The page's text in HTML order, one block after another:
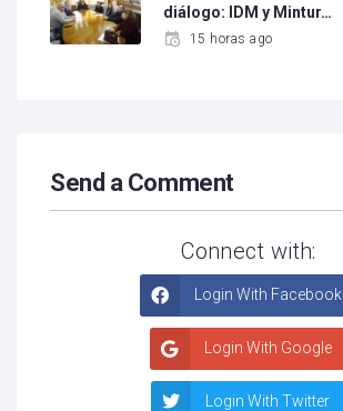
diálogo: IDM y Mintur…
15 horas ago
Send a Comment
Connect with:
Login With Facebook
Login With Google
Login With Twitter